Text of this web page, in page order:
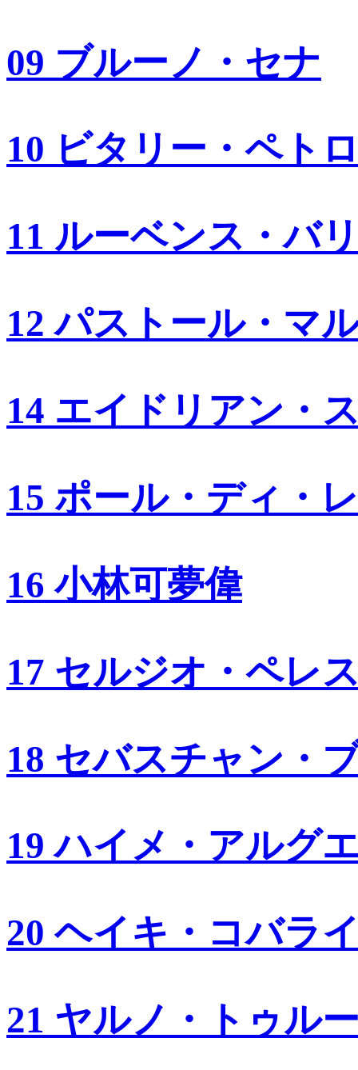
09 ブルーノ・セナ
10 ビタリー・ペト
11 ルーベンス・バ
12 パストール・マ
14 エイドリアン・
15 ポール・ディ・
16 小林可夢偉
17 セルジオ・ペレ
18 セバスチャン・
19 ハイメ・アルグ
20 ヘイキ・コバラ
21 ヤルノ・トゥル